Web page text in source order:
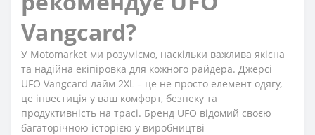
Vangcard?
У Motomarket ми розуміємо, наскільки важлива якісна
та надійна екіпіровка для кожного райдера. Джерсі
UFO Vangcard лайм 2XL – це не просто елемент одягу,
це інвестиція у ваш комфорт, безпеку та
продуктивність на трасі. Бренд UFO відомий своєю
багаторічною історією у виробництві